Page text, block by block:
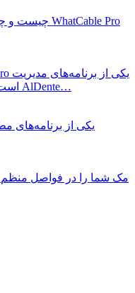
باتری برای مک macOS است. برنامه AlDente…